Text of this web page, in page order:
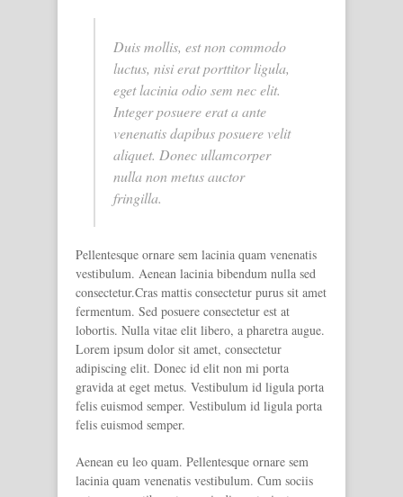
Duis mollis, est non commodo
luctus, nisi erat porttitor ligula,
eget lacinia odio sem nec elit.
Integer posuere erat a ante
venenatis dapibus posuere velit
aliquet. Donec ullamcorper
nulla non metus auctor
fringilla.
Pellentesque ornare sem lacinia quam venenatis
vestibulum. Aenean lacinia bibendum nulla sed
consectetur.Cras mattis consectetur purus sit amet
fermentum. Sed posuere consectetur est at
lobortis. Nulla vitae elit libero, a pharetra augue.
Lorem ipsum dolor sit amet, consectetur
adipiscing elit. Donec id elit non mi porta
gravida at eget metus. Vestibulum id ligula porta
felis euismod semper. Vestibulum id ligula porta
felis euismod semper.
Aenean eu leo quam. Pellentesque ornare sem
lacinia quam venenatis vestibulum. Cum sociis